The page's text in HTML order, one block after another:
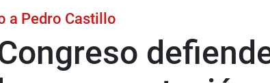
a Pedro Castillo